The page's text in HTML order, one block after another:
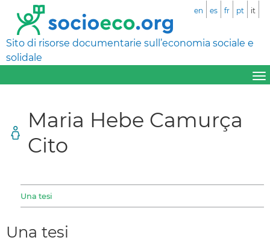
Sito di risorse documentarie sull’economia sociale e
solidale
en es fr pt it
Maria Hebe Camurça
Cito
Una tesi
Una tesi